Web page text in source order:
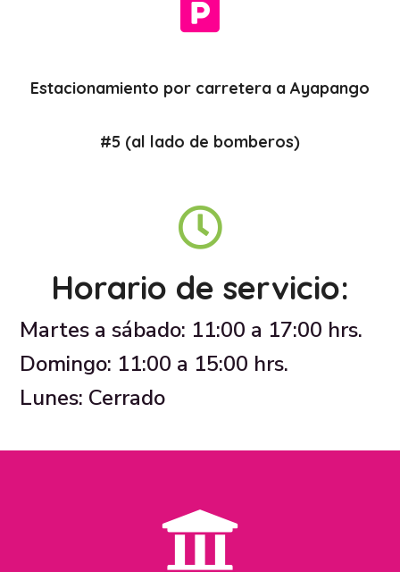
Estacionamiento por carretera a Ayapango
#5 (al lado de bomberos)
Horario de servicio:
Martes a sábado: 11:00 a 17:00 hrs.
Domingo: 11:00 a 15:00 hrs.
Lunes: Cerrado